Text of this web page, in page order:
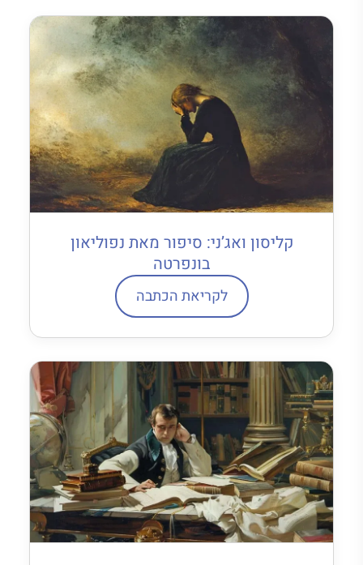
קליסון ואג’ני: סיפור מאת נפוליאון
בונפרטה
לקריאת הכתבה